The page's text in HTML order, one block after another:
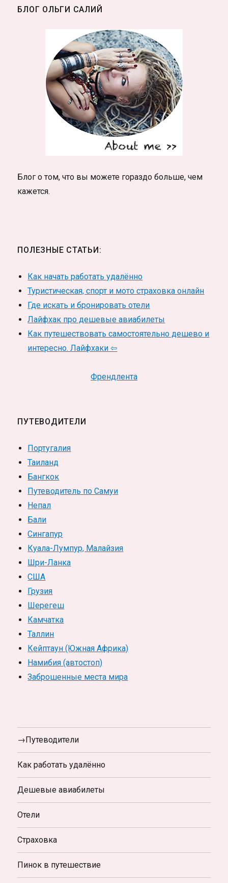
БЛОГ ОЛЬГИ САЛИЙ
Блог о том, что вы можете гораздо больше, чем
кажется.
ПОЛЕЗНЫЕ СТАТЬИ:
Как начать работать удалённо
Туристическая, спорт и мото страховка онлайн
Где искать и бронировать отели
Лайфхак про дешевые авиабилеты
Как путешествовать самостоятельно дешево и
интересно. Лайфхаки ⇦
Френдлента
ПУТЕВОДИТЕЛИ
Португалия
Таиланд
Бангкок
Путеводитель по Самуи
Непал
Бали
Сингапур
Куала-Лумпур, Малайзия
Шри-Ланка
США
Грузия
Шерегеш
Камчатка
Таллин
Кейптаун (Южная Африка)
Намибия (автостоп)
Заброшенные места мира
→Путеводители
Как работать удалённо
Дешевые авиабилеты
Отели
Страховка
Пинок в путешествие